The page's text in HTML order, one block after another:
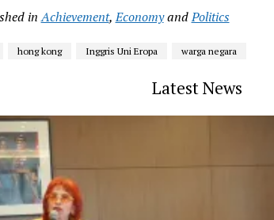
in Achievement,EconomyandPolitics
hong kong Inggris Uni Eropa warga negara
Latest News